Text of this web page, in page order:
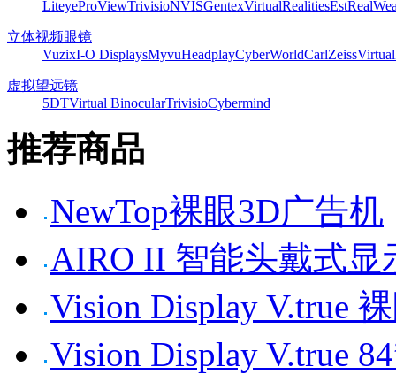
LiteyeProViewTrivisioNVISGentexVirtualRealitiesEst
立体视频眼镜
VuzixI-O DisplaysMyvuHeadplayCyberWorldCarlZeiss
虚拟望远镜
5DTVirtual BinocularTrivisioCybermind
推荐商品
NewTop裸眼3D广告机
AIRO II 智能头戴式显
Vision Display V.true
Vision Display V.true